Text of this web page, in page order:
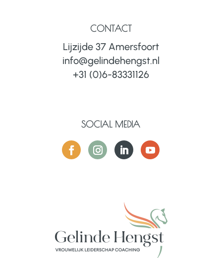
CONTACT
Lijzijde 37 Amersfoort
info@gelindehengst.nl
+31 (0)6-83331126
SOCIAL MEDIA